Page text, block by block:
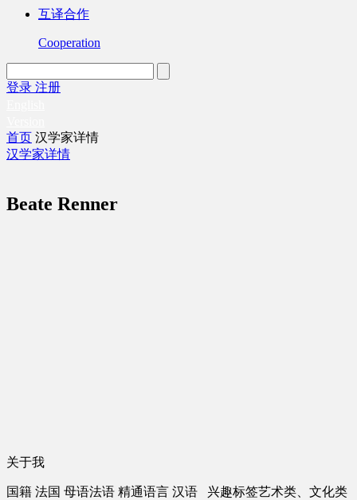
互译合作
Cooperation
登录 注册
首页 汉学家详情
汉学家详情
Beate Renner
关于我
国籍 法国 母语法语 精通语言 汉语 兴趣标签艺术类、文化类